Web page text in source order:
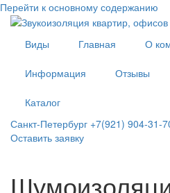
Перейти к основному содержанию
Виды Главная О
Информация Отзывы
Каталог
Санкт-Петербург +7(921) 904-31-
Оставить заявку